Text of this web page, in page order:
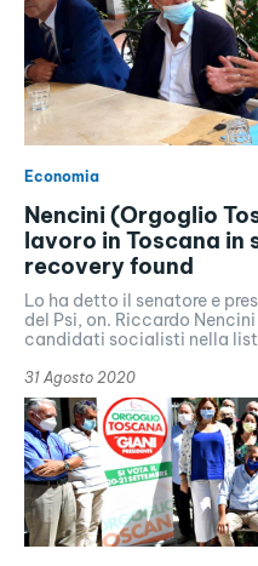
Economia
Nencini (Orgoglio
lavoro in Toscana in
recovery found
Lo ha detto il senatore e
del Psi, on. Riccardo
candidati socialisti nella
31 Agosto 2020